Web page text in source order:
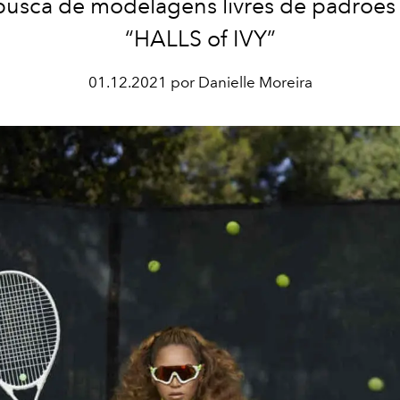
de modelagens livres de padrões
“HALLS of IVY”
01.12.2021 por Danielle Moreira